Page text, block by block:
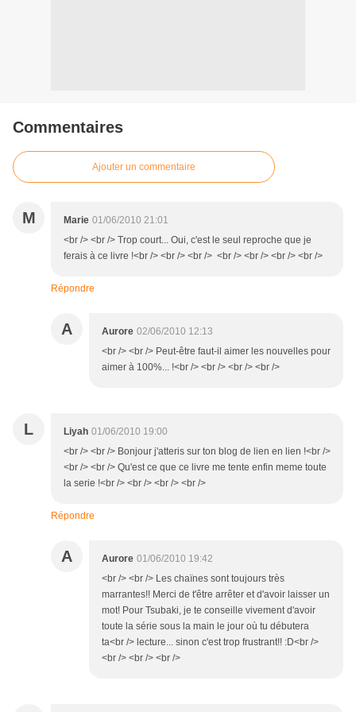
Commentaires
Ajouter un commentaire
M Marie 01/06/2010 21:01
<br /> <br /> Trop court... Oui, c'est le seul reproche que je
ferais à ce livre !<br /> <br /> <br /> <br /> <br /> <br /> <br />
Répondre
A Aurore 02/06/2010 12:13
<br /> <br /> Peut-être faut-il aimer les nouvelles pour
aimer à 100%... !<br /> <br /> <br /> <br />
L Liyah 01/06/2010 19:00
<br /> <br /> Bonjour j'atteris sur ton blog de lien en lien !<br />
<br /> <br /> Qu'est ce que ce livre me tente enfin meme toute
la serie !<br /> <br /> <br /> <br />
Répondre
A Aurore 01/06/2010 19:42
<br /> <br /> Les chaïnes sont toujours très
marrantes!! Merci de t'être arrêter et d'avoir laisser un
mot! Pour Tsubaki, je te conseille vivement d'avoir
toute la série sous la main le jour où tu débutera
ta<br /> lecture... sinon c'est trop frustrant!! :D<br />
<br /> <br /> <br />